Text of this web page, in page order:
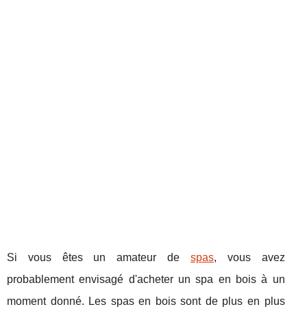
Si vous êtes un amateur de spas, vous avez
probablement envisagé d'acheter un spa en bois à un
moment donné. Les spas en bois sont de plus en plus